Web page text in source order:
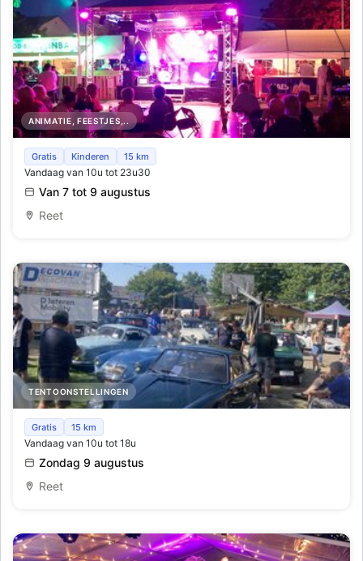
ANIMATIE, FEESTJES,..
Live Muziek aan onze zomerbars tijdens de Lichtfeesten
Gratis Kinderen 15 km
Vandaag van 10u tot 23u30
Van 7 tot 9 augustus
Reet
TENTOONSTELLINGEN
Oldtimer-rally Lichtfeesten Reet
Gratis 15 km
Vandaag van 10u tot 18u
Zondag 9 augustus
Reet